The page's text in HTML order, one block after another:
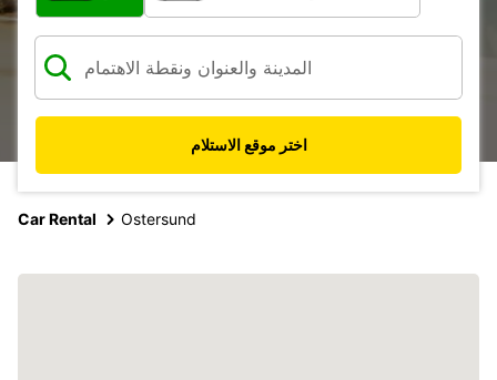
اختر موقع الاستلام
Car Rental Ostersund